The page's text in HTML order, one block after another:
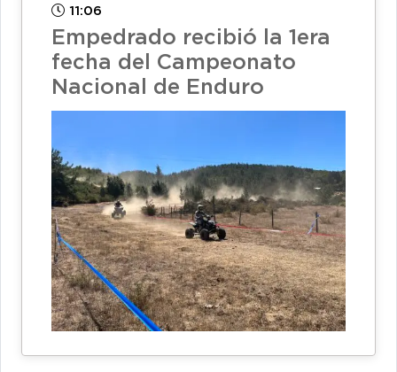
11:06
Empedrado recibió la 1era
fecha del Campeonato
Nacional de Enduro